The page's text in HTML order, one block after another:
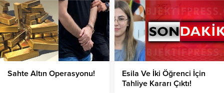
Sahte Altın Operasyonu!
Esila Ve İki Öğrenci İçin
Tahliye Kararı Çıktı!